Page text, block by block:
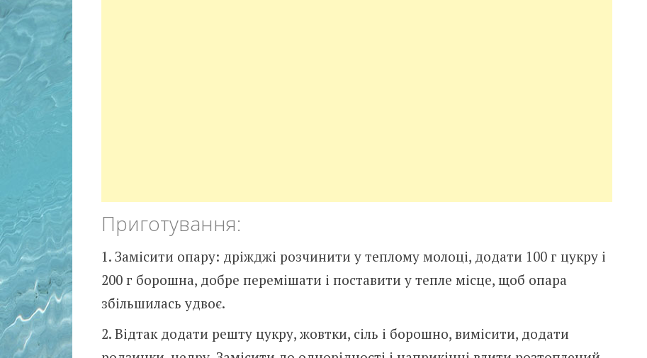
Приготування:
Замісити опару: дріжджі розчинити у теплому молоці, додати 100 г цукру і
200 г борошна, добре перемішати і поставити у тепле місце, щоб опара
збільшилась удвоє.
Відтак додати решту цукру, жовтки, сіль і борошно, вимісити, додати